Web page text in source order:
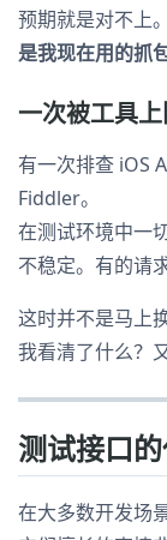
预期就是对不上
是我现在用的抓
一次被工具
有一次排查 iOS
Fiddler。
在测试环境中一
不稳定。有的请
这时并不是马上
我看清了什么？
测试接口
在大多数开发场